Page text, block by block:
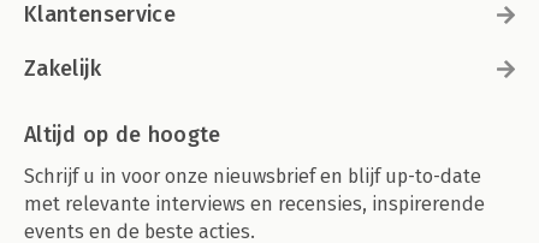
Klantenservice
Zakelijk
Altijd op de hoogte
Schrijf u in voor onze nieuwsbrief en blijf up-to-date
met relevante interviews en recensies, inspirerende
events en de beste acties.